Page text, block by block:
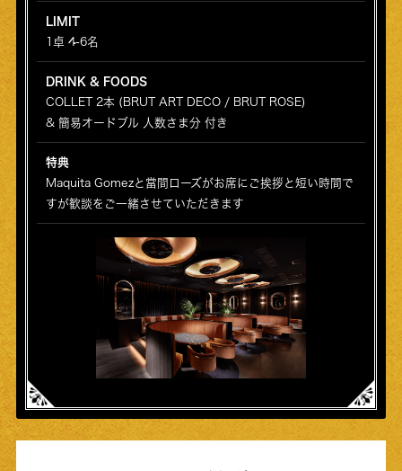
LIMIT
1卓 4-6名
DRINK & FOODS
COLLET 2本 (BRUT ART DECO / BRUT ROSE)
& 簡易オードブル 人数さま分 付き
特典
Maquita Gomezと當間ローズがお席にご挨拶と短い時間で
すが歓談をご一緒させていただきます